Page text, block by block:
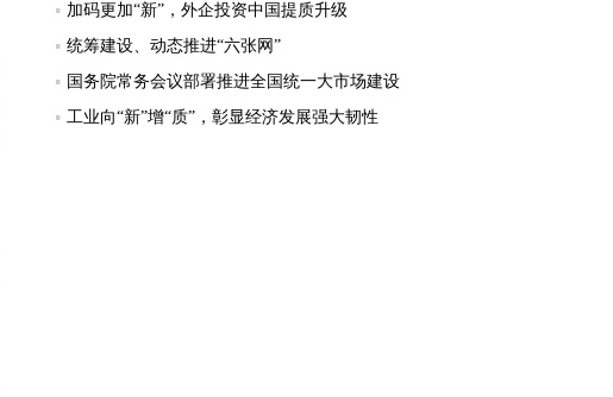
加码更加“新”，外企投资中国提质升级
统筹建设、动态推进“六张网”
国务院常务会议部署推进全国统一大市场建设
工业向“新”增“质”，彰显经济发展强大韧性